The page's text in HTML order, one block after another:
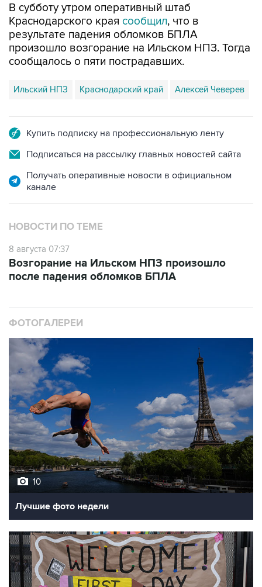
В субботу утром оперативный штаб
Краснодарского края сообщил, что в
результате падения обломков БПЛА
произошло возгорание на Ильском НПЗ. Тогда
сообщалось о пяти пострадавших.
Ильский НПЗ Краснодарский край Алексей Чеверев
Купить подписку на профессиональную ленту
Подписаться на рассылку главных новостей сайта
Получать оперативные новости в официальном
канале
НОВОСТИ ПО ТЕМЕ
8 августа 07:37
Возгорание на Ильском НПЗ произошло
после падения обломков БПЛА
ФОТОГАЛЕРЕИ
10
Лучшие фото недели